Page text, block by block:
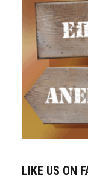
LIKE US ON